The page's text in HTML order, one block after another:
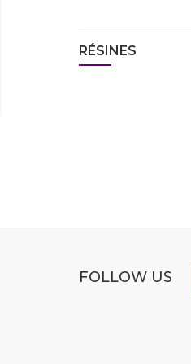
RÉSINES
FOLLOW US